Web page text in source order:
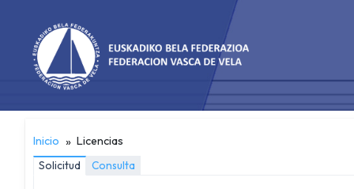
Inicio
Licencias
Solicitud
Consulta